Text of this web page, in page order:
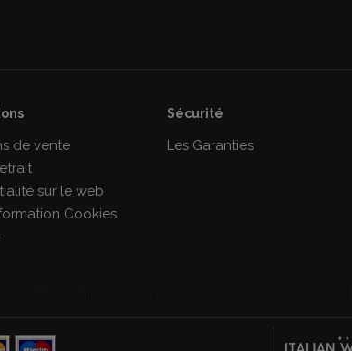
de vente
sur le web
Cookies
Sécurité
Les Garanties